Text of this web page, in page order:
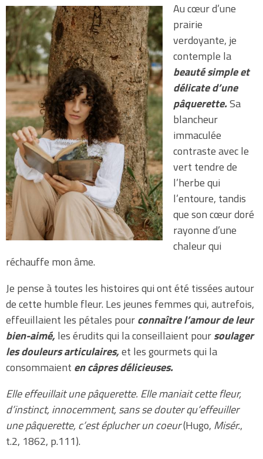
Au cœur d’une
prairie
verdoyante, je
contemple la
beauté simple et
délicate d’une
pâquerette.Sa
blancheur
immaculée
contraste avec le
vert tendre de
l’herbe qui
l’entoure, tandis
que son cœur doré
rayonne d’une
chaleur qui
réchauffe mon âme.
Je pense à toutes les histoires qui ont été tissées autour
de cette humble fleur. Les jeunes femmes qui, autrefois,
effeuillaient les pétales pourconnaître l’amour de leur
bien-aimé,les érudits qui la conseillaient poursoulager
les douleurs articulaires,et les gourmets qui la
consommaient en câpres délicieuses.
Elle effeuillait une pâquerette. Elle maniait cette fleur,
d’instinct, innocemment, sans se douter qu’effeuiller
une pâquerette, c’est éplucher un coeur(Hugo, Misér.,
t.2, 1862, p.111).